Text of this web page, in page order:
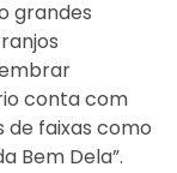
grandes
conta com
de faixas como
Bem Dela”.